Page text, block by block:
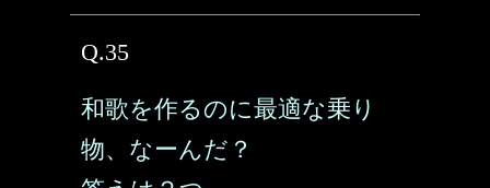
Q.35
和歌を作るのに最適な乗り
物、なーんだ？